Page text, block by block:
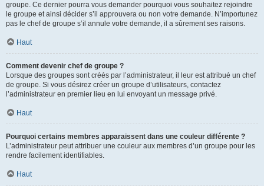
groupe. Ce dernier pourra vous demander pourquoi vous souhaitez rejoindre
le groupe et ainsi décider s’il approuvera ou non votre demande. N’importunez
pas le chef de groupe s’il annule votre demande, il a sûrement ses raisons.
Haut
Comment devenir chef de groupe ?
Lorsque des groupes sont créés par l’administrateur, il leur est attribué un chef
de groupe. Si vous désirez créer un groupe d’utilisateurs, contactez
l’administrateur en premier lieu en lui envoyant un message privé.
Haut
Pourquoi certains membres apparaissent dans une couleur différente ?
L’administrateur peut attribuer une couleur aux membres d’un groupe pour les
rendre facilement identifiables.
Haut